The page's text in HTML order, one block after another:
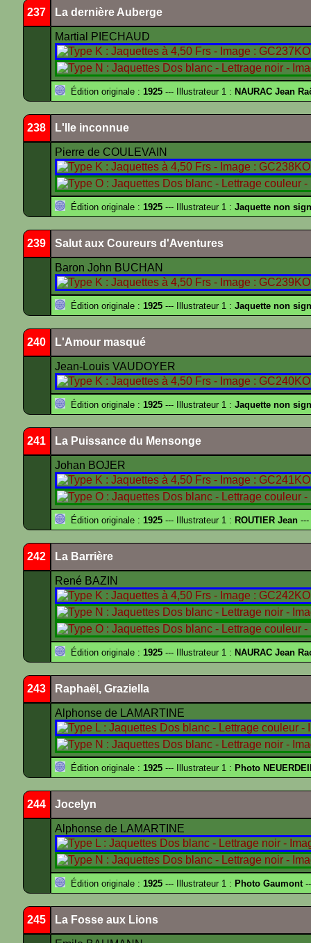
237 La dernière Auberge
Martial PIECHAUD
Édition originale : 1925 --- Illustrateur 1 : NAURAC Jean
238 L'Ile inconnue
Pierre de COULEVAIN
Édition originale : 1925 --- Illustrateur 1 : Jaquette non
239 Salut aux Coureurs d'Aventures
Baron John BUCHAN
Édition originale : 1925 --- Illustrateur 1 : Jaquette non
240 L'Amour masqué
Jean-Louis VAUDOYER
Édition originale : 1925 --- Illustrateur 1 : Jaquette non
241 La Puissance du Mensonge
Johan BOJER
Édition originale : 1925 --- Illustrateur 1 : ROUTIER Jean ---
242 La Barrière
René BAZIN
Édition originale : 1925 --- Illustrateur 1 : NAURAC Jean
243 Raphaël, Graziella
Alphonse de LAMARTINE
Édition originale : 1925 --- Illustrateur 1 : Photo
244 Jocelyn
Alphonse de LAMARTINE
Édition originale : 1925 --- Illustrateur 1 : Photo Gaumont
245 La Fosse aux Lions